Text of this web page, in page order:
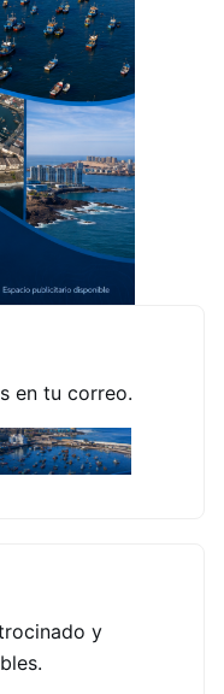
en tu correo.
y